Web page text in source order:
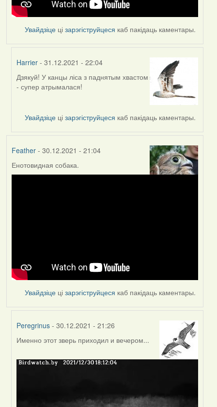
Увайдзіце цізарэгіструйцеся каб пакідаць каментары.
Harrier - 31.12.2021 - 22:04
In
reply
Feather
Дзякуй! У канцы ліса з паднятым хвастом
- супер атрымалася!
Увайдзіце цізарэгіструйцеся каб пакідаць каментары.
Feather- 30.12.2021 - 21:04
Енотовидная собака.
Увайдзіце цізарэгіструйцеся каб пакідаць каментары.
Peregrinus - 30.12.2021 - 21:26
In
to
Именно этот зверь приходил и вечером...